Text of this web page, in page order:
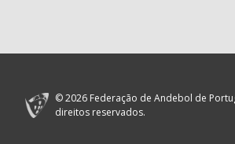
© 2026 Federação de Andebol de
direitos reservados.